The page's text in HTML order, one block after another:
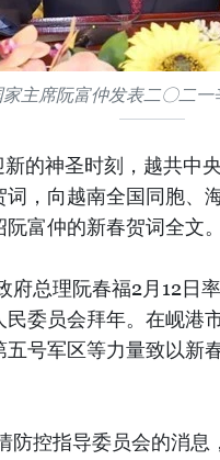
主席阮富仲发表二〇二
的神圣时刻，越共中
词，向越南全国同胞、
富仲的新春贺词全文。
府总理阮春福2月12日
委员会拜年。在岘港
号军区等力量致以新
防控指导委员会的消